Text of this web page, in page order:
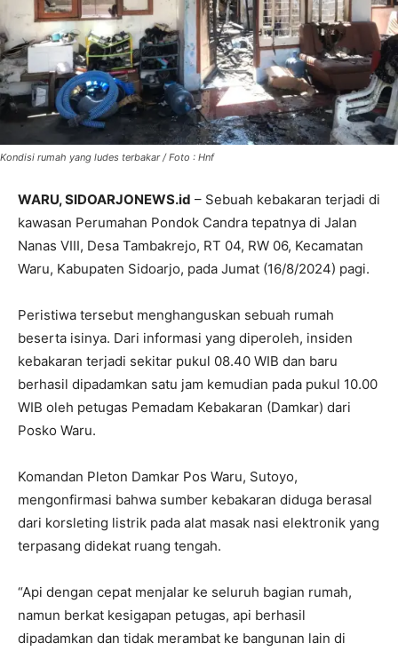
Kondisi rumah yang ludes terbakar / Foto : Hnf
WARU, SIDOARJONEWS.id – Sebuah kebakaran terjadi di
kawasan Perumahan Pondok Candra tepatnya di Jalan
Nanas VIII, Desa Tambakrejo, RT 04, RW 06, Kecamatan
Waru, Kabupaten Sidoarjo, pada Jumat (16/8/2024) pagi.
Peristiwa tersebut menghanguskan sebuah rumah
beserta isinya. Dari informasi yang diperoleh, insiden
kebakaran terjadi sekitar pukul 08.40 WIB dan baru
berhasil dipadamkan satu jam kemudian pada pukul 10.00
WIB oleh petugas Pemadam Kebakaran (Damkar) dari
Posko Waru.
Komandan Pleton Damkar Pos Waru, Sutoyo,
mengonfirmasi bahwa sumber kebakaran diduga berasal
dari korsleting listrik pada alat masak nasi elektronik yang
terpasang didekat ruang tengah.
“Api dengan cepat menjalar ke seluruh bagian rumah,
namun berkat kesigapan petugas, api berhasil
dipadamkan dan tidak merambat ke bangunan lain di